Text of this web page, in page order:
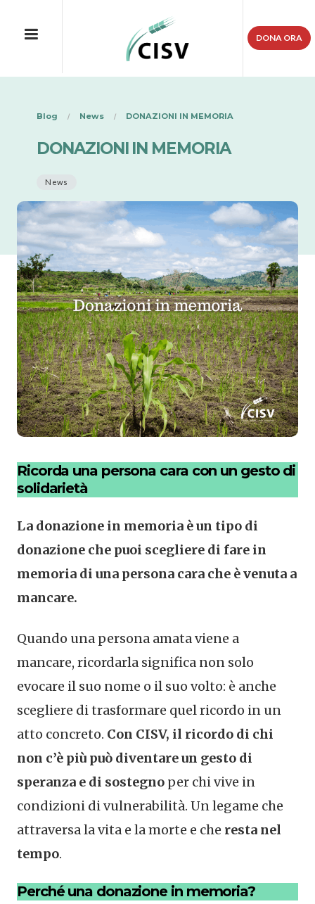
DONA ORA
Blog News DONAZIONI IN MEMORIA
DONAZIONI IN MEMORIA
News
Ricorda una persona cara con un gesto di
solidarietà
La donazione in memoria è un tipo di
donazione che puoi scegliere di fare in
memoria di una persona cara che è venuta a
mancare.
Quando una persona amata viene a
mancare, ricordarla significa non solo
evocare il suo nome o il suo volto: è anche
scegliere di trasformare quel ricordo in un
atto concreto. Con CISV, il ricordo di chi
non c’è più può diventare un gesto di
speranza e di sostegno per chi vive in
condizioni di vulnerabilità. Un legame che
attraversa la vita e la morte e che resta nel
tempo.
Perché una donazione in memoria?